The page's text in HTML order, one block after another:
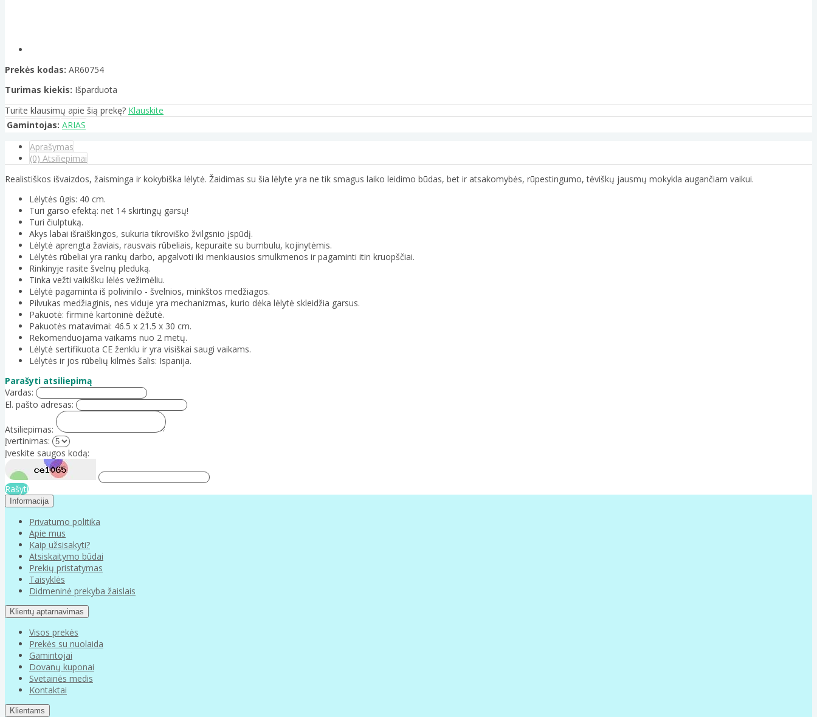
Prekės kodas: AR60754
Turimas kiekis: Išparduota
Turite klausimų apie šią prekę? Klauskite
Gamintojas: ARIAS
Aprašymas
(0) Atsiliepimai
Realistiškos išvaizdos, žaisminga ir kokybiška lėlytė. Žaidimas su šia lėlyte yra ne tik smagus laiko leidimo būdas, bet ir atsakomybės, rūpestingumo, tėviškų jausmų mokykla augančiam vaikui.
Lėlytės ūgis: 40 cm.
Turi garso efektą: net 14 skirtingų garsų!
Turi čiulptuką.
Akys labai išraiškingos, sukuria tikroviško žvilgsnio įspūdį.
Lėlytė aprengta žaviais, rausvais rūbeliais, kepuraite su bumbulu, kojinytėmis.
Lėlytės rūbeliai yra rankų darbo, apgalvoti iki menkiausios smulkmenos ir pagaminti itin kruopščiai.
Rinkinyje rasite švelnų pleduką.
Tinka vežti vaikišku lėlės vežimėliu.
Lėlytė pagaminta iš polivinilo - švelnios, minkštos medžiagos.
Pilvukas medžiaginis, nes viduje yra mechanizmas, kurio dėka lėlytė skleidžia garsus.
Pakuotė: firminė kartoninė dėžutė.
Pakuotės matavimai: 46.5 x 21.5 x 30 cm.
Rekomenduojama vaikams nuo 2 metų.
Lėlytė sertifikuota CE ženklu ir yra visiškai saugi vaikams.
Lėlytės ir jos rūbelių kilmės šalis: Ispanija.
Parašyti atsiliepimą
Vardas:
El. pašto adresas:
Atsiliepimas:
Įvertinimas:
Įveskite saugos kodą:
Rašyti
Informacija
Privatumo politika
Apie mus
Kaip užsisakyti?
Atsiskaitymo būdai
Prekių pristatymas
Taisyklės
Didmeninė prekyba žaislais
Klientų aptarnavimas
Visos prekės
Prekės su nuolaida
Gamintojai
Dovanų kuponai
Svetainės medis
Kontaktai
Klientams